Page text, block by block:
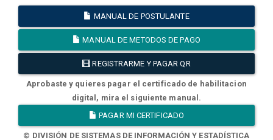
MANUAL DE POSTULANTE
MANUAL DE METODOS DE PAGO
REGISTRARME Y PAGAR QR
Aprobaste y quieres pagar el certificado de habilitacion
digital, mira el siguiente manual.
PAGAR MI CERTIFICADO
© DIVISIÓN DE SISTEMAS DE INFORMACIÓN Y ESTADÍSTICA